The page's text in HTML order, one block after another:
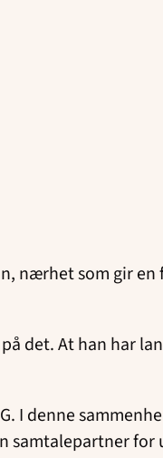
nærhet som gir
det. At han har
I denne
samtalepartner